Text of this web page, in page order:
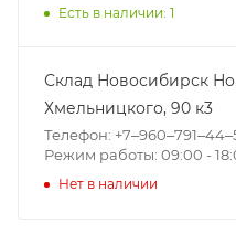
Есть в наличии: 1
Склад Новосибирск
Хмельницкого, 90 к3
Телефон:
Режим работы: 09:00 -
Нет в наличии